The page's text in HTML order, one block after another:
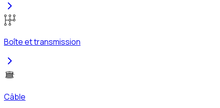
Boîte et transmission
Câble